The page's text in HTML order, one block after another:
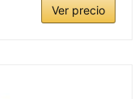
Ver precio